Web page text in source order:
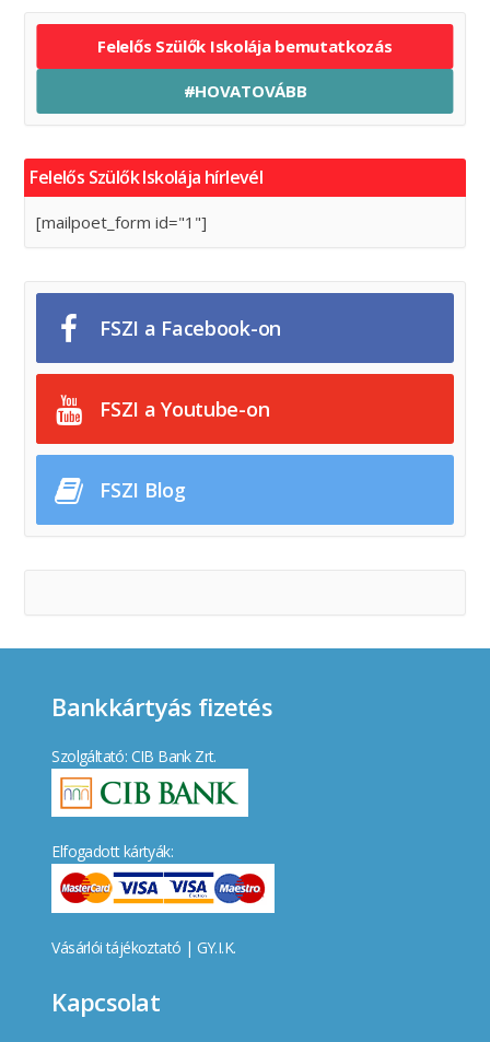
Felelős Szülők Iskolája bemutatkozás
#HOVATOVÁBB
Felelős Szülők Iskolája hírlevél
[mailpoet_form id="1"]
FSZI a Facebook-on
FSZI a Youtube-on
FSZI Blog
Bankkártyás fizetés
Szolgáltató: CIB Bank Zrt.
Elfogadott kártyák:
Vásárlói tájékoztató | GY.I.K.
Kapcsolat